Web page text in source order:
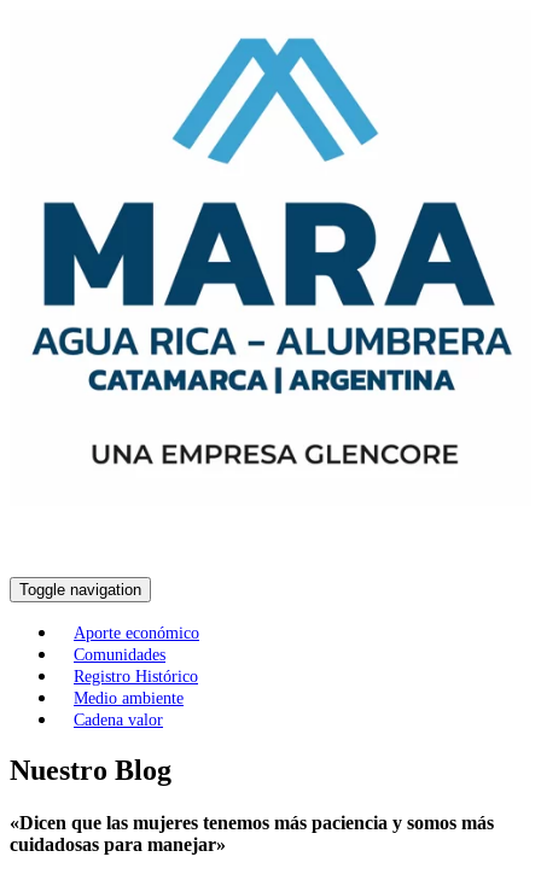
Toggle navigation
Aporte económico
Comunidades
Registro Histórico
Medio ambiente
Cadena valor
Nuestro Blog
«Dicen que las mujeres tenemos más paciencia y somos más
cuidadosas para manejar»